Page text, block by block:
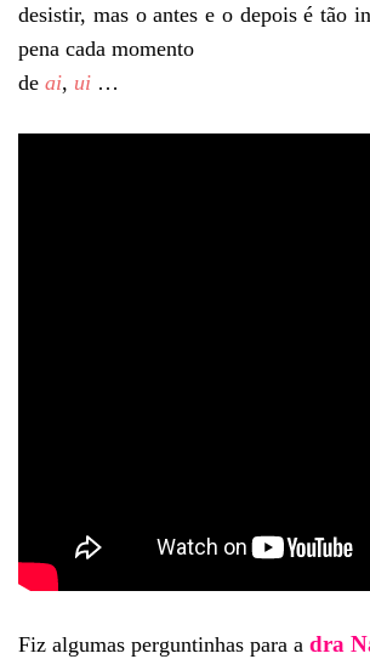
desistir, mas o antes e o depois é tão
pena cada momento
de ai, ui …
Fiz algumas perguntinhas para a dra